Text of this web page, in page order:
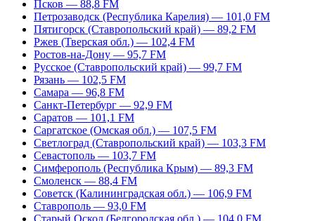
Псков — 88,8 FM
Петрозаводск (Республика Карелия) — 101,0 FM
Пятигорск (Ставропольский край) — 89,2 FM
Ржев (Тверская обл.) — 102,4 FM
Ростов-на-Дону — 95,7 FM
Русское (Ставропольский край) — 99,7 FM
Рязань — 102,5 FM
Самара — 96,8 FM
Санкт-Петербург — 92,9 FM
Саратов — 101,1 FM
Саргатское (Омская обл.) — 107,5 FM
Светлоград (Ставропольский край) — 103,3 FM
Севастополь — 103,7 FM
Симферополь (Республика Крым) — 89,3 FM
Смоленск — 88,4 FM
Советск (Калининградская обл.) — 106,9 FM
Ставрополь — 93,0 FM
Старый Оскол (Белгородская обл.) — 104,0 FM